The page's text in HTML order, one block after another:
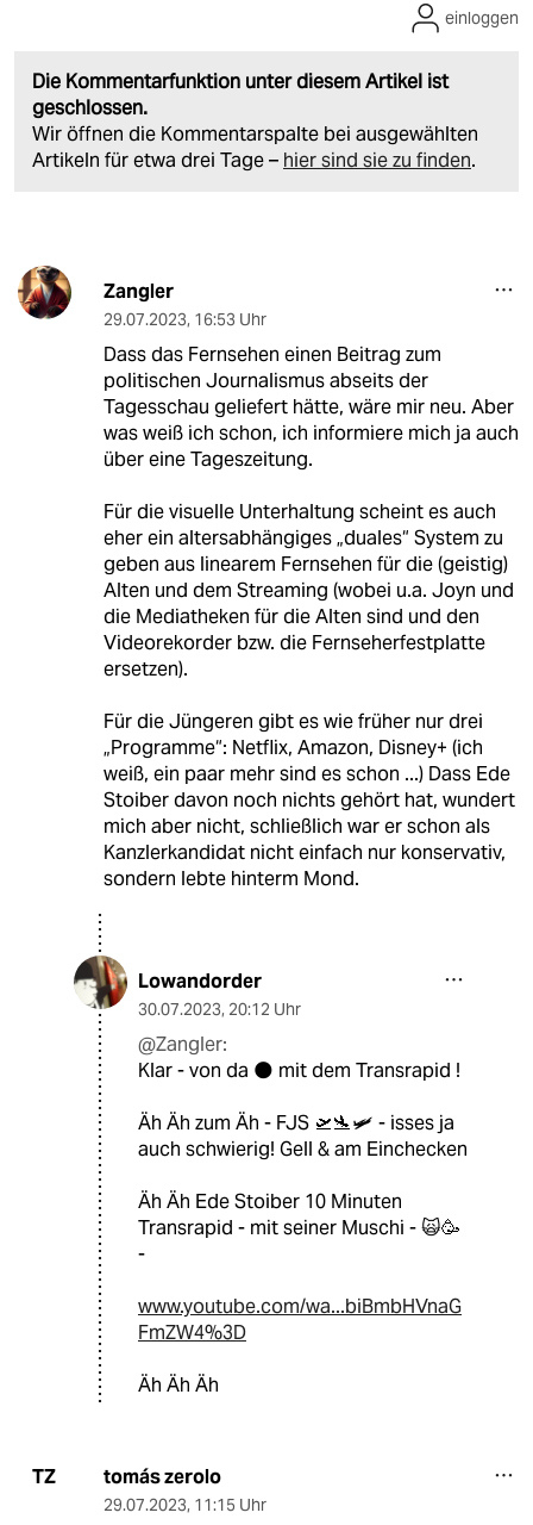
Die Kommentarfunktion unter diesem Artikel ist
geschlossen.
Wir öffnen die Kommentarspalte bei ausgewählten
Artikeln für etwa drei Tage – hier sind sie zu finden.
einloggen
Zangler
29.07.2023, 16:53 Uhr
Dass das Fernsehen einen Beitrag zum
politischen Journalismus abseits der
Tagesschau geliefert hätte, wäre mir neu. Aber
was weiß ich schon, ich informiere mich ja auch
über eine Tageszeitung.
Für die visuelle Unterhaltung scheint es auch
eher ein altersabhängiges „duales“ System zu
geben aus linearem Fernsehen für die (geistig)
Alten und dem Streaming (wobei u.a. Joyn und
die Mediatheken für die Alten sind und den
Videorekorder bzw. die Fernseherfestplatte
ersetzen).
Für die Jüngeren gibt es wie früher nur drei
„Programme“: Netflix, Amazon, Disney+ (ich
weiß, ein paar mehr sind es schon ...) Dass Ede
Stoiber davon noch nichts gehört hat, wundert
mich aber nicht, schließlich war er schon als
Kanzlerkandidat nicht einfach nur konservativ,
sondern lebte hinterm Mond.
Lowandorder
30.07.2023, 20:12 Uhr
@Zangler:
Klar - von da 🌑 mit dem Transrapid !
Äh Äh zum Äh - FJS 🛫🛬🛩️ - isses ja
auch schwierig! Gell & am Einchecken
Äh Äh Ede Stoiber 10 Minuten
Transrapid - mit seiner Muschi - 🙀🥳
-
www.youtube.com/wa...biBmbHVnaG
FmZW4%3D
Äh Äh Äh
TZ tomás zerolo
29.07.2023, 11:15 Uhr